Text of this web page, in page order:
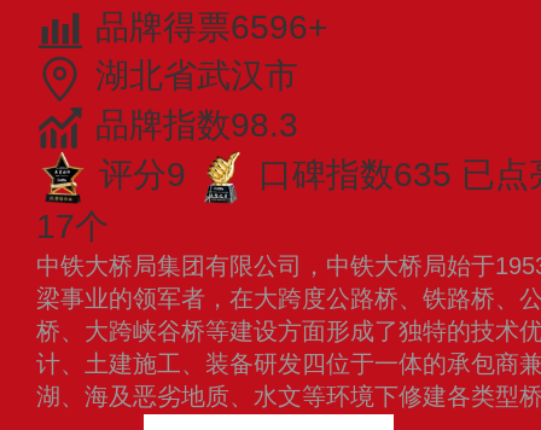
品牌得票6596+
湖北省武汉市
品牌指数98.3
评分9
口碑指数635 已点
17个
中铁大桥局集团有限公司，中铁大桥局始于
梁事业的领军者，在大跨度公路桥、铁路桥、
桥、大跨峡谷桥等建设方面形成了独特的技术
计、土建施工、装备研发四位于一体的承包商
湖、海及恶劣地质、水文等环境下修建各类型